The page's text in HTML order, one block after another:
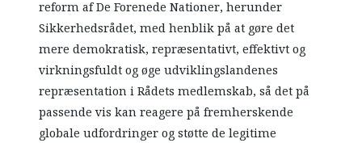
reform af De Forenede Nationer, herunder
Sikkerhedsrådet, med henblik på at gøre det
mere demokratisk, repræsentativt, effektivt og
virkningsfuldt og øge udviklingslandenes
repræsentation i Rådets medlemskab, så det på
passende vis kan reagere på fremherskende
globale udfordringer og støtte de legitime